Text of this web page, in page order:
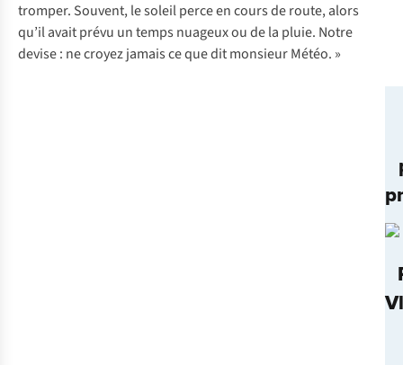
tromper. Souvent, le soleil perce en cours de route, alors
qu’il avait prévu un temps nuageux ou de la pluie. Notre
devise : ne croyez jamais ce que dit monsieur Météo. »